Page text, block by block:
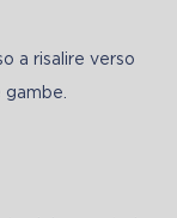
a risalire verso
gambe.